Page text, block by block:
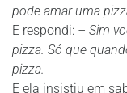
pode amar uma
E respondi: – Sim
pizza. Só que
pizza.
E ela insistiu em